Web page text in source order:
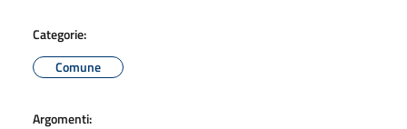
Categorie:
Comune
Argomenti: